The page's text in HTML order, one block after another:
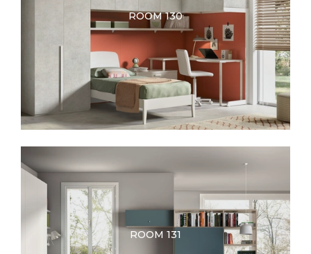
ROOM 130
ROOM 131